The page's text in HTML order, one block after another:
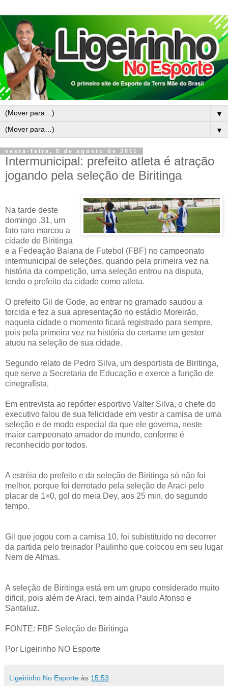
▼
▼
sexta-feira, 5 de agosto de 2011
Intermunicipal: prefeito atleta é atração
jogando pela seleção de Biritinga
Na tarde deste
domingo ,31, um
fato raro marcou a
cidade de Biritinga
e a Fedeação Baiana de Futebol (FBF) no campeonato
intermunicipal de seleções, quando pela primeira vez na
história da competição, uma seleção entrou na disputa,
tendo o prefeito da cidade como atleta.
O prefeito Gil de Gode, ao entrar no gramado saudou a
torcida e fez a sua apresentação no estádio Moreirão,
naquela cidade o momento ficará registrado para sempre,
pois pela primeira vez na história do certame um gestor
atuou na seleção de sua cidade.
Segundo relato de Pedro Silva, um desportista de Biritinga,
que serve a Secretaria de Educação e exerce a função de
cinegrafista.
Em entrevista ao repórter esportivo Valter Silva, o chefe do
executivo falou de sua felicidade em vestir a camisa de uma
seleção e de modo especial da que ele governa, neste
maior campeonato amador do mundo, conforme é
reconhecido por todos.
A estréia do prefeito e da seleção de Biritinga só não foi
melhor, porque foi derrotado pela seleção de Araci pelo
placar de 1×0, gol do meia Dey, aos 25 min, do segundo
tempo.
Gil que jogou com a camisa 10, foi subistituido no decorrer
da partida pelo treinador Paulinho que colocou em seu lugar
Nem de Almas.
A seleção de Biritinga está em um grupo considerado muito
dificil, pois além de Araci, tem ainda Paulo Afonso e
Santaluz.
FONTE: FBF Seleção de Biritinga
Por Ligeirinho NO Esporte
Ligeirinho No Esporte às 15:53